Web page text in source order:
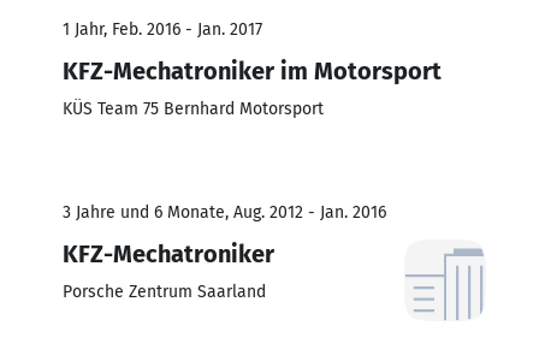
1 Jahr, Feb. 2016 - Jan. 2017
KFZ-Mechatroniker im Motorsport
KÜS Team 75 Bernhard Motorsport
3 Jahre und 6 Monate, Aug. 2012 - Jan. 2016
KFZ-Mechatroniker
Porsche Zentrum Saarland